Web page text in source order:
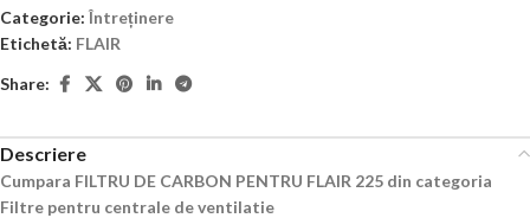
Categorie: Întreținere
Etichetă: FLAIR
Share:
Descriere
Cumpara FILTRU DE CARBON PENTRU FLAIR 225 din categoria
Filtre pentru centrale de ventilatie